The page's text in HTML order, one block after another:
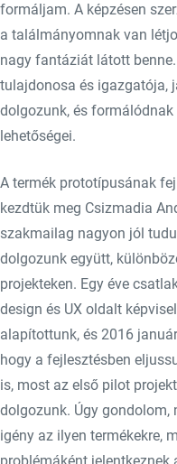
formáljam. A képzésen
a találmányomnak van
nagy fantáziát látott
tulajdonosa és igazgatója,
dolgozunk, és
lehetőségei.
A termék prototípusának
kezdtük meg Csizmadia
szakmailag nagyon jól
dolgozunk együtt,
projekteken. Egy éve
design és UX oldalt
alapítottunk, és 2016
hogy a fejlesztésben
is, most az első pilot
dolgozunk. Úgy gondolom,
igény az ilyen termékekre,